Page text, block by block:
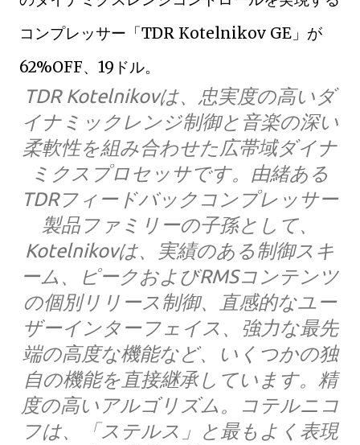
コンプレッサー「TDR Kotelnikov GE」が
62%OFF、19ドル。
TDR Kotelnikovは、忠実度の高いダ
イナミックレンジ制御と音楽の深い
柔軟性を組み合わせた広帯域ダイナ
ミクスプロセッサです。由緒ある
TDRフィードバックコンプレッサー
製品ファミリーの子孫として、
Kotelnikovは、実績のある制御スキ
ーム、ピークおよびRMSコンテンツ
の個別リリース制御、直感的なユー
ザーインターフェイス、強力な最先
端の高度な機能など、いくつかの独
自の機能を直接継承しています。精
度の高いアルゴリズム。コテルニコ
フは、「ステルス」と最もよく表現